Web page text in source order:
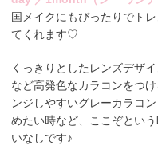
国メイクにもぴったりでト
てくれます♡
くっきりとしたレンズデザ
など高発色なカラコンをつ
ンジしやすいグレーカラコ
めたい時など、ここぞとい
いなしです♪